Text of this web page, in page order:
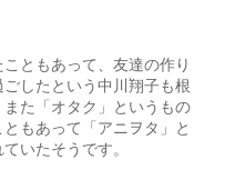
ともあって、友達の作り
したという中川翔子も根
た「オタク」というもの
もあって「アニヲタ」と
いたそうです。